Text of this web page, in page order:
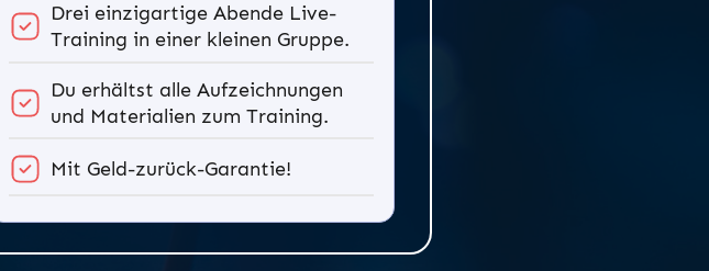
Drei einzigartige Abende Live-
Training in einer kleinen Gruppe.
Du erhältst alle Aufzeichnungen
und Materialien zum Training.
Mit Geld-zurück-Garantie!